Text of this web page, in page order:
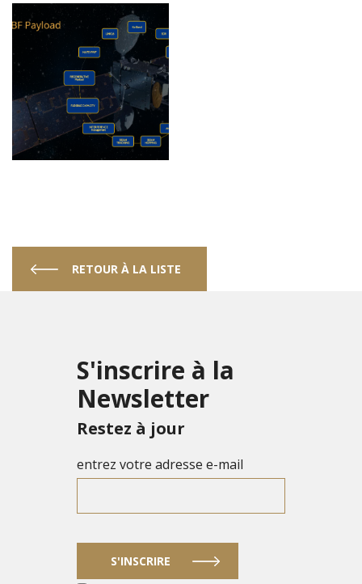
RETOUR À LA LISTE
S'inscrire à la
Newsletter
Restez à jour
entrez votre adresse e-mail
S'INSCRIRE